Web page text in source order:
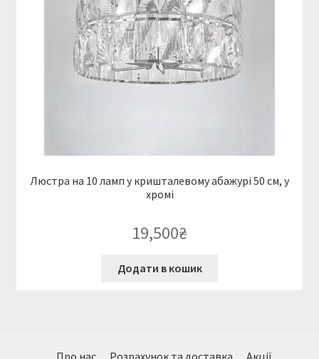
Люстра на 10 ламп у кришталевому абажурі 50 см, у
хромі
19,500₴
Додати в кошик